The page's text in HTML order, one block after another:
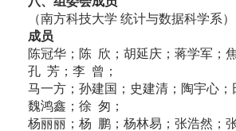
（南方科技大学 统计与数据科学系）
成员
陈冠华；陈 欣；胡延庆；蒋学军；
孔 芳；李 曾；
马一方；孙建国；史建清；陶宇心；
魏鸿鑫；徐 匆；
杨丽丽；杨 鹏；杨林易；张浩然；张